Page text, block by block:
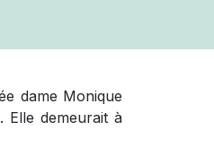
dame Monique
Elle demeurait à